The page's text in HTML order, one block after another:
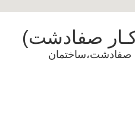
صفادشت)
صفادشت،ساختمان